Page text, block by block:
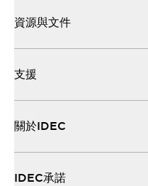
資源與文件
支援
關於IDEC
IDEC承諾